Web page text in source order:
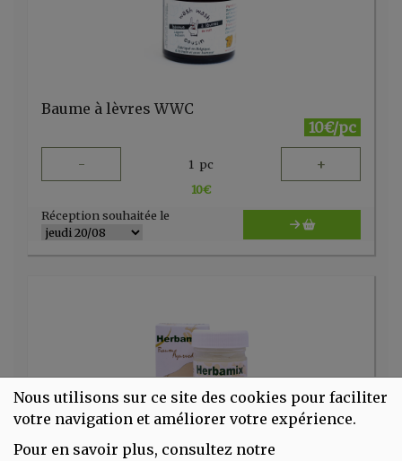
Nous utilisons sur ce site des cookies pour faciliter
votre navigation et améliorer votre expérience.
Pour en savoir plus, consultez notre
Baume à lèvres WWC
10€/pc
- 1 pc +
10€
Réception souhaitée le